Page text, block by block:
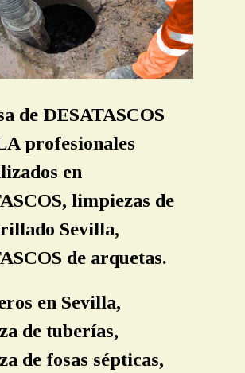
SEVILLA
SEPTICAS
ARQUETAS OCULTAS
CAMARAS TV SEVILLA
de DESATASCOS
profesionales
en
limpiezas de
Sevilla,
de arquetas.
en Sevilla,
de tuberías,
de fosas sépticas,